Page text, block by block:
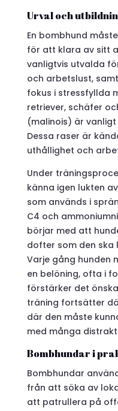
Urval och
En bombhund
för att klara av sitt
vanligtvis utvalda
och arbetslust,
fokus i stressfyllda
retriever, schäfer
(malinois) är
Dessa raser är
uthållighet och
Under
känna igen lukten
som används i
C4 och
börjar med att
dofter som den ska
Varje gång hunden
en belöning, ofta i
förstärker det
träning fortsätter
där den måste
med många
Bombhundar i
Bombhundar
från att söka av
att patrullera på